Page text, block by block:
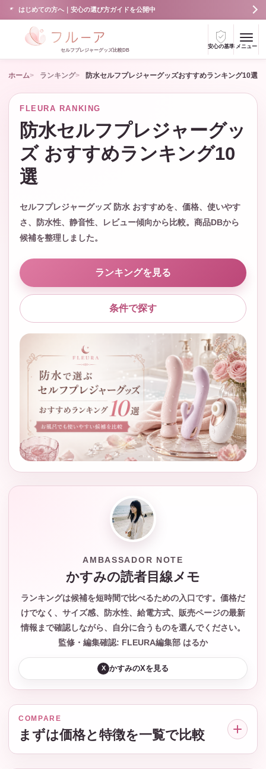
はじめての方へ｜安心の選び方ガイドを公開中
セルフプレジャーグッズ比較DB
安心の基準 メニュー
ホーム ランキング 防水セルフプレジャーグッズおすすめランキング10選
FLEURA RANKING
防水セルフプレジャーグッ
ズ おすすめランキング10
選
セルフプレジャーグッズ 防水 おすすめを、価格、使いやす
さ、防水性、静音性、レビュー傾向から比較。商品DBから
候補を整理しました。
ランキングを見る
条件で探す
AMBASSADOR NOTE
かすみの読者目線メモ
ランキングは候補を短時間で比べるための入口です。価格だ
けでなく、サイズ感、防水性、給電方式、販売ページの最新
情報まで確認しながら、自分に合うものを選んでください。
監修・編集確認: FLEURA編集部 はるか
X かすみのXを見る
COMPARE
まずは価格と特徴を一覧で比較